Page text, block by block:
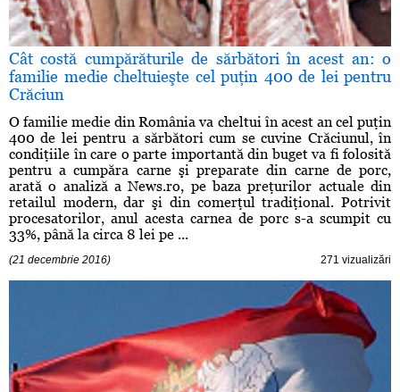
Cât costă cumpărăturile de sărbători în acest an: o
familie medie cheltuieşte cel puţin 400 de lei pentru
Crăciun
O familie medie din România va cheltui în acest an cel puţin
400 de lei pentru a sărbători cum se cuvine Crăciunul, în
condiţiile în care o parte importantă din buget va fi folosită
pentru a cumpăra carne şi preparate din carne de porc,
arată o analiză a News.ro, pe baza preţurilor actuale din
retailul modern, dar şi din comerţul tradiţional. Potrivit
procesatorilor, anul acesta carnea de porc s-a scumpit cu
33%, până la circa 8 lei pe ...
(21 decembrie 2016) 271 vizualizări